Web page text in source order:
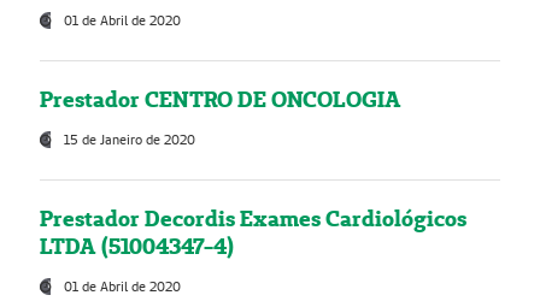
01 de Abril de 2020
Prestador CENTRO DE ONCOLOGIA
15 de Janeiro de 2020
Prestador Decordis Exames Cardiológicos
LTDA (51004347-4)
01 de Abril de 2020